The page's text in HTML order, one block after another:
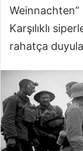
Karşılıklı
rahatça